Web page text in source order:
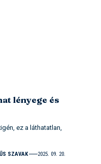
lényege és
ez a láthatatlan,
SZAVAK 2025. 09. 20.